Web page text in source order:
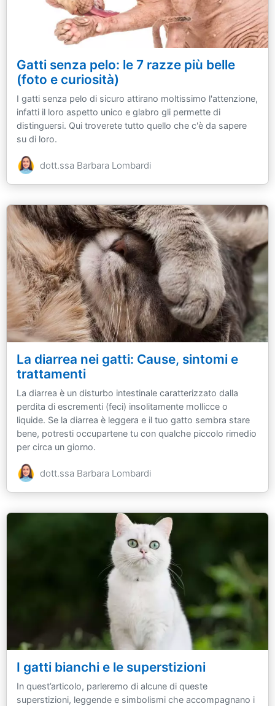
Gatti senza pelo: le 7 razze più belle
(foto e curiosità)
I gatti senza pelo di sicuro attirano moltissimo l'attenzione,
infatti il loro aspetto unico e glabro gli permette di
distinguersi. Qui troverete tutto quello che c'è da sapere
su di loro.
dott.ssa Barbara Lombardi
La diarrea nei gatti: Cause, sintomi e
trattamenti
La diarrea è un disturbo intestinale caratterizzato dalla
perdita di escrementi (feci) insolitamente mollicce o
liquide. Se la diarrea è leggera e il tuo gatto sembra stare
bene, potresti occupartene tu con qualche piccolo rimedio
per circa un giorno.
dott.ssa Barbara Lombardi
I gatti bianchi e le superstizioni
In quest’articolo, parleremo di alcune di queste
superstizioni, leggende e simbolismi che accompagnano i